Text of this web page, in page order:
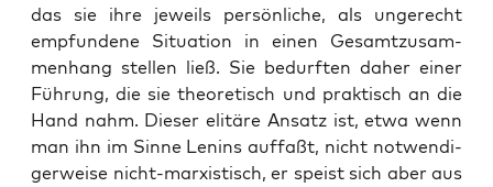
das sie ihre jeweils per­sön­li­che, als unge­recht
emp­fun­de­ne Situa­ti­on in einen Gesamt­zu­sam­
men­hang stel­len ließ. Sie bedurf­ten daher einer
Füh­rung, die sie theo­re­tisch und prak­tisch an die
Hand nahm. Die­ser eli­tä­re Ansatz ist, etwa wenn
man ihn im Sin­ne Lenins auf­faßt, nicht not­wen­di­
ger­wei­se nicht-mar­xis­tisch, er speist sich aber aus